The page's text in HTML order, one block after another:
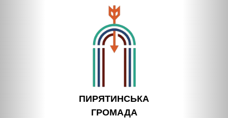
ПИРЯТИНСЬКА
ГРОМАДА